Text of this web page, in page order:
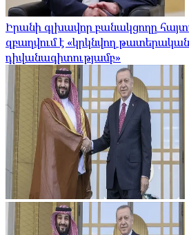
Իրանի գլխավոր բանակցողը
զբաղվում է «կրկնվող թատերական
դիվանագիտությամբ»